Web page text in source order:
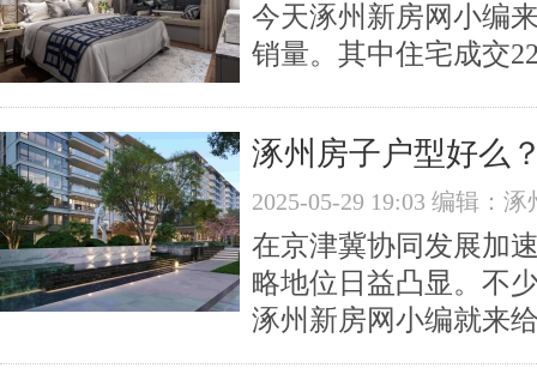
今天涿州新房网小编
销量。其中住宅成交
涿州房子户型好么
2025-05-29 19:03 编辑：
在京津冀协同发展加
略地位日益凸显。不
涿州新房网小编就来